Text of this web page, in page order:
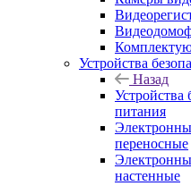
Устройства
Назад
Устройства
питания
переносные
настенные